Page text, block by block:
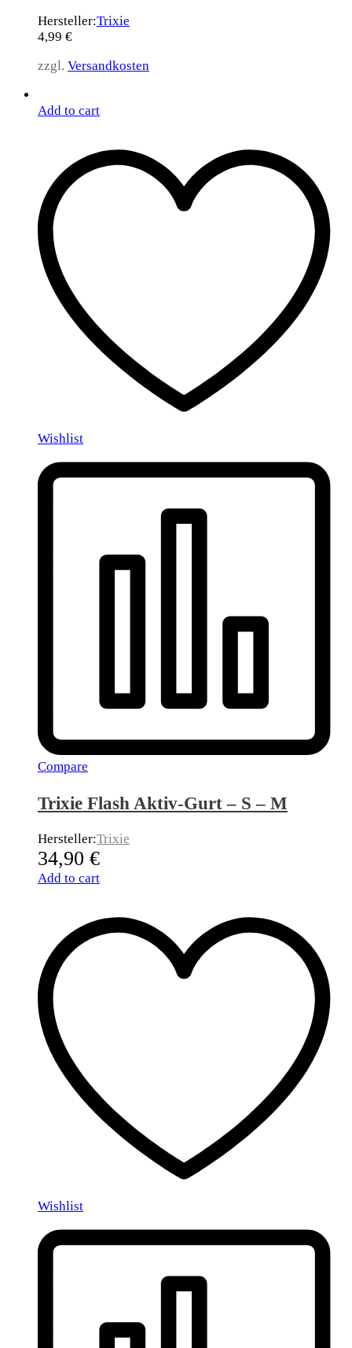
Hersteller:Trixie
4,99 €
zzgl. Versandkosten
Add to cart
Wishlist
Compare
Trixie Flash Aktiv-Gurt – S – M
Hersteller:Trixie
34,90 €
Add to cart
Wishlist